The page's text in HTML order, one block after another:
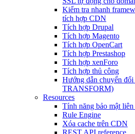
Kiểm tra nhanh
tích hợp CDN
Tích hợp Drupal
Tích hợp Magento
Tích hợp OpenCart
Tích hợp Prestashop
Tích hợp xenForo
Tích hợp thủ công
Hướng dẫn chuyển
TRANSFORM)
Resources
Tính năng bảo mật liên
Rule Engine
Xóa cache trên CDN
REST API reference